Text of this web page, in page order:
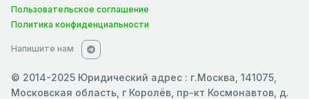
Пользовательское соглашение
Политика конфиденциальности
Напишите нам
© 2014-2025 Юридический адрес : г.Москва, 141075,
Московская область, г Королёв, пр-кт Космонавтов, д.